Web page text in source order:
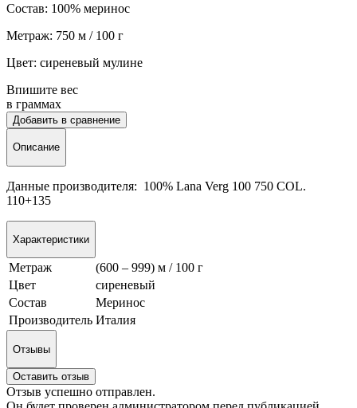
Состав: 100% меринос
Метраж: 750 м / 100 г
Цвет: сиреневый мулине
Впишите вес
в граммах
Добавить в сравнение
Описание
Данные производителя: 100% Lana Verg 100 750 COL.
110+135
Характеристики
Метраж
(600 – 999) м / 100 г
Цвет
сиреневый
Состав
Меринос
Производитель Италия
Отзывы
Оставить отзыв
Отзыв успешно отправлен.